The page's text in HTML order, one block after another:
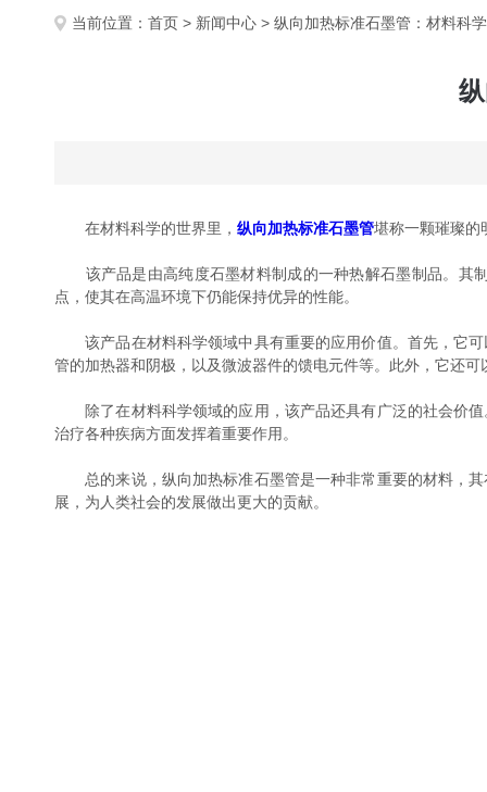
当前位置： 首页 > 新闻中心 > 纵向加热标准石墨管：材料科
在材料科学的世界里， 纵向加热标准石墨管堪称一颗璀璨的
该产品是由高纯度石墨材料制成的一种热解石墨制品。其制
点，使其在高温环境下仍能保持优异的性能。
该产品在材料科学领域中具有重要的应用价值。首先，它可
管的加热器和阴极，以及微波器件的馈电元件等。此外，它还
除了在材料科学领域的应用，该产品还具有广泛的社会价值
治疗各种疾病方面发挥着重要作用。
总的来说，纵向加热标准石墨管是一种非常重要的材料，其
展，为人类社会的发展做出更大的贡献。